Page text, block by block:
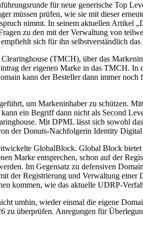
für neue generische Top
müssen prüfen, wie sie mit dieser
nimmt. In seinem aktuellen Artikel
zu den mit der Verwaltung von
sich für ihn selbstverständlich
(TMCH), über das
der eigenen Marke in das TMCH.
kann der Besteller dann immer noch
um Markeninhaber zu schützen.
ein Begriff dann nicht als Second
Mit DPML lässt sich sowohl
der Donuts-Nachfolgerin Identity
GlobalBlock. Global Block
Marke entsprechen, schon auf der
Im Gegensatz zu defensiven
der Registrierung und Verwaltung
kommen, wie das aktuelle UDRP-
umhin, wieder einmal die eigene
überprüfen. Anregungen für